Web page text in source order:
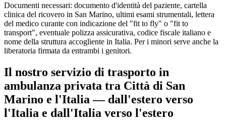
Documenti necessari: documento d'identità del paziente, cartella
clinica del ricovero in San Marino, ultimi esami strumentali, lettera
del medico curante con indicazione del "fit to fly" o "fit to
transport", eventuale polizza assicurativa, codice fiscale italiano e
nome della struttura accogliente in Italia. Per i minori serve anche la
liberatoria firmata da entrambi i genitori.
Il nostro servizio di trasporto in
ambulanza privata tra Città di San
Marino e l'Italia — dall'estero verso
l'Italia e dall'Italia verso l'estero